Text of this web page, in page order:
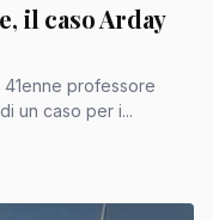
il caso Arday
un caso per i...